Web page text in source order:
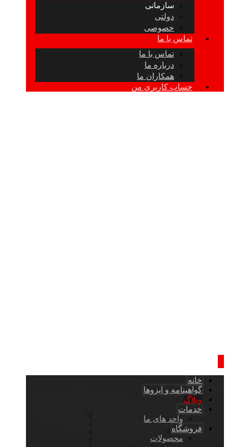
سازمانی
دولتی
خصوصی
تماس با ما
تماس با ما
درباره ما
همکاران ما
حساب کاربری من
خانه
گواهینامه و ایزوها
وبلاگ
خدمات
واحد های ما
فروشگاه
محصولات